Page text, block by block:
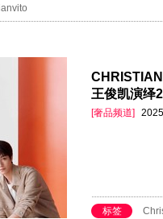
王俊凯演绎
[奢品频道]
标签